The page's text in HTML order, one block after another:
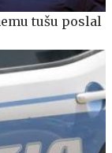
tušu poslal